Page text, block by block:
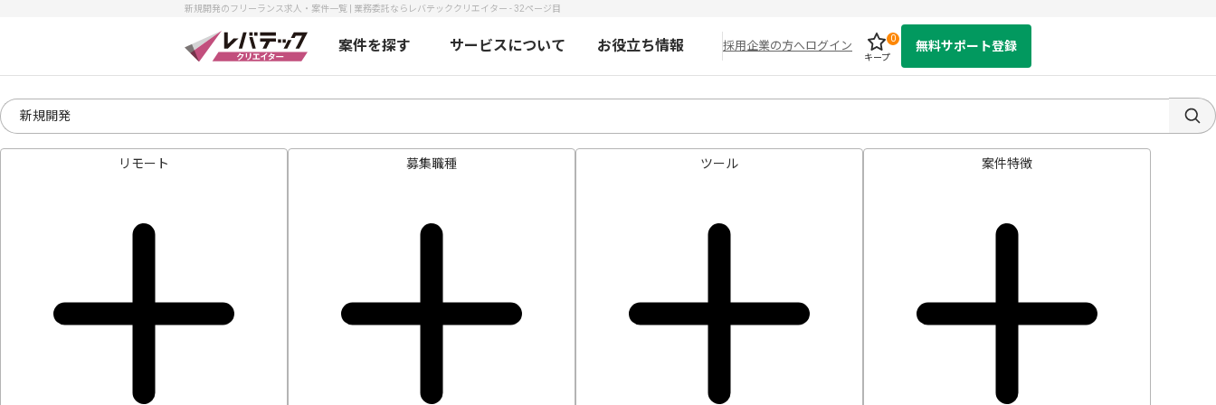
新規開発のフリーランス求人・案件一覧 | 業務委託ならレバテッククリエイター - 32ページ目
案件を探す サービスについて お役立ち情報 採用企業の方へログイン
キープ
0
無料サポート登録
リモート 募集職種 ツール 案件特徴